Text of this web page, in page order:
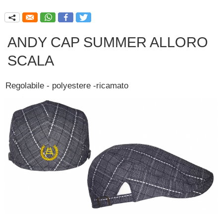
q
ANDY CAP SUMMER ALLORO
SCALA
Regolabile - polyestere -ricamato